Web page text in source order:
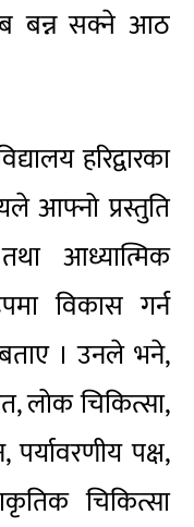
बन्न सक्ने आठ
हरिद्वारका
आफ्नो प्रस्तुति
आध्यात्मिक
विकास गर्न
। उनले भने,
लोक चिकित्सा,
पक्ष,
चिकित्सा